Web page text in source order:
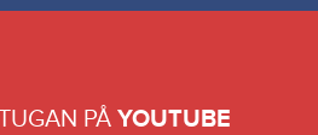
PÅ YOUTUBE